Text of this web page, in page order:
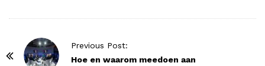
Previous Post:
Hoe en waarom meedoen aan